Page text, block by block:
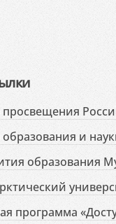
и
образования
программа